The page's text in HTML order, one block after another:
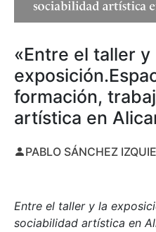
«Entre el taller y
formación,
artística en
PABLO SÁNCHEZ
Entre el taller y la
sociabilidad artística en